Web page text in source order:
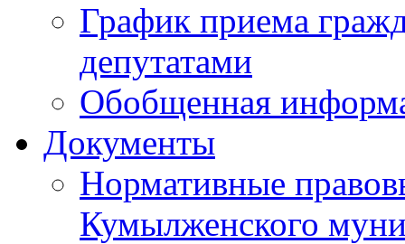
График приема
депутатами
Обобщенная
Документы
Нормативные
Кумылженского